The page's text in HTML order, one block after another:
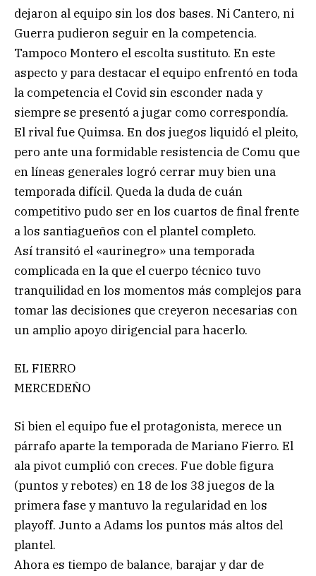
dejaron al equipo sin los dos bases. Ni Cantero, ni
Guerra pudieron seguir en la competencia.
Tampoco Montero el escolta sustituto. En este
aspecto y para destacar el equipo enfrentó en toda
la competencia el Covid sin esconder nada y
siempre se presentó a jugar como correspondía.
El rival fue Quimsa. En dos juegos liquidó el pleito,
pero ante una formidable resistencia de Comu que
en líneas generales logró cerrar muy bien una
temporada difícil. Queda la duda de cuán
competitivo pudo ser en los cuartos de final frente
a los santiagueños con el plantel completo.
Así transitó el «aurinegro» una temporada
complicada en la que el cuerpo técnico tuvo
tranquilidad en los momentos más complejos para
tomar las decisiones que creyeron necesarias con
un amplio apoyo dirigencial para hacerlo.
EL FIERRO
MERCEDEÑO
Si bien el equipo fue el protagonista, merece un
párrafo aparte la temporada de Mariano Fierro. El
ala pivot cumplió con creces. Fue doble figura
(puntos y rebotes) en 18 de los 38 juegos de la
primera fase y mantuvo la regularidad en los
playoff. Junto a Adams los puntos más altos del
plantel.
Ahora es tiempo de balance, barajar y dar de